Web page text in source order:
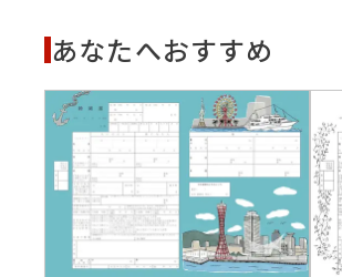
あなたへおすすめ